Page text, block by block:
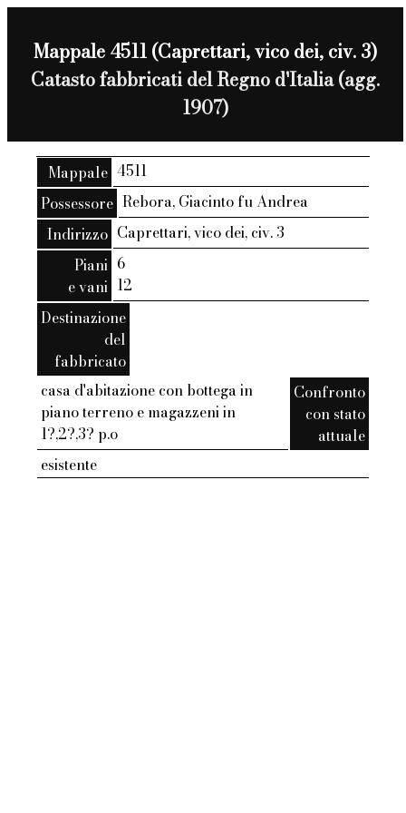
Mappale 4511 (Caprettari, vico dei, civ. 3)
Catasto fabbricati del Regno d'Italia (agg.
1907)
Mappale 4511
Possessore Rebora, Giacinto fu Andrea
Indirizzo Caprettari, vico dei, civ. 3
Piani
e vani
6
12
Destinazione
del
fabbricato
casa d'abitazione con bottega in
piano terreno e magazzeni in
1?,2?,3? p.o
Confronto
con stato
attuale
esistente